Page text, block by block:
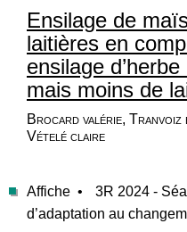
Ensilage de
laitières en
ensilage
mais moins de
Brocard valérie, Tranvoiz
Vételé claire
Affiche •
3R 2024 -
d’adaptation au